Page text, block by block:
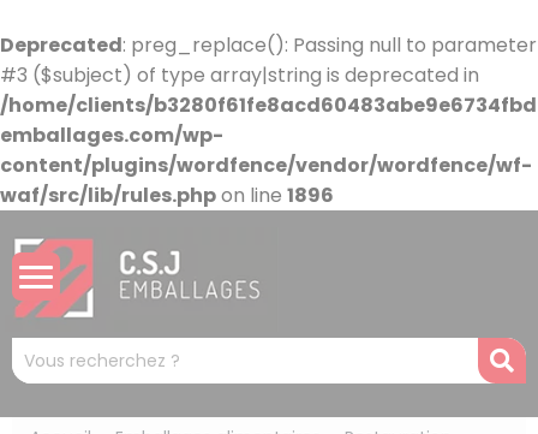
Deprecated: preg_replace(): Passing null to parameter
#3 ($subject) of type array|string is deprecated in
/home/clients/
emballages.com/wp-
content/plugins/wordfence/vendor/wordfence/wf-
waf/src/lib/rules.phpon line 1896
Mots
clés
: